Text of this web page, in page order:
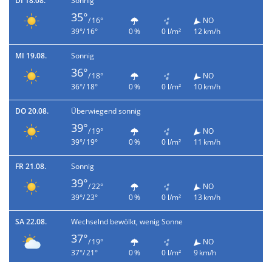
35°/ 16°
39°/ 16°
0 % 0 l/m²
NO
12 km/h
MI 19.08. Sonnig
36°/ 18°
36°/ 18°
0 % 0 l/m²
NO
10 km/h
DO 20.08. Überwiegend sonnig
39°/ 19°
39°/ 19°
0 % 0 l/m²
NO
11 km/h
FR 21.08. Sonnig
39°/ 22°
39°/ 23°
0 % 0 l/m²
NO
13 km/h
SA 22.08. Wechselnd bewölkt, wenig Sonne
37°/ 19°
37°/ 21°
0 % 0 l/m²
NO
9 km/h